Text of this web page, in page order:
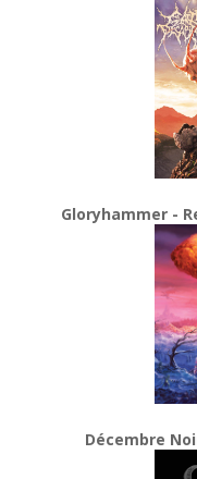
Gloryhammer -
Décembre